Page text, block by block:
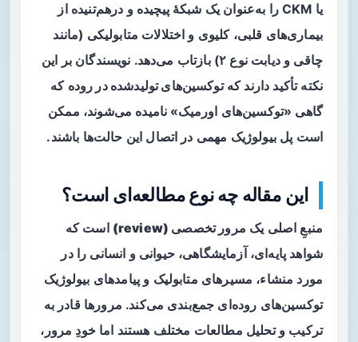
یا CKM را به‌عنوان یک شبکهٔ پیچیده و درهم‌تنیده از
بیماری‌های قلبی، کلیوی و اختلالات متابولیکی (مانند
چاقی و دیابت نوع ۲) بازتاب می‌دهد. نویسندگان بر این
نکته تأکید دارند کهتوکسین‌های تولیدشده در روده که
گاهی «توکسین‌های اورمیک» نامیده می‌شوند، ممکن
است پل بیولوژیک مهمی در اتصال این حالت‌ها باشند.
این مقاله چه نوع مطالعه‌ای است؟
منبعِ اصلی یک مرور تخصصی (review)
است که
شواهد پایه‌ای، آزمایشگاهی، حیوانی و انسانی را در
مورد منشاء، مسیرهای متابولیک و پیامدهای بیولوژیک
توکسین‌های روده‌ای جمع‌بندی می‌کند. مرور‌ها قادر به
ترکیب و تحلیل مطالعات مختلف هستند اما خودِ مرور،